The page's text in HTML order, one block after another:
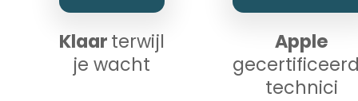
Klaarterwijl
je wacht
Apple
technici